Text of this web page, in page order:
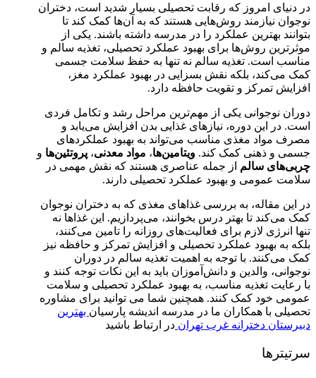
در دنیای امروز که رقابت تحصیلی بسیار شدید است، دختران
نوجوان نیازمند روش‌هایی هستند که به آن‌ها کمک کند تا
بتوانند بهترین عملکرد را در مدرسه داشته باشند. یکی از
موثرترین روش‌ها برای بهبود عملکرد تحصیلی، تغذیه سالم و
مناسب است. تغذیه سالم نه تنها به حفظ سلامت جسمی
کمک می‌کند، بلکه نقش بسزایی در بهبود عملکرد مغز،
افزایش تمرکز و تقویت حافظه دارد.
دوران نوجوانی یکی از مهم‌ترین مراحل رشد و تکامل فردی
است. در این دوره، نیازهای غذایی بدن افزایش می‌یابد و
مصرف مواد مغذی مناسب می‌تواند به بهبود عملکردهای
جسمی و ذهنی کمک کند. ویتامین‌ها، مواد معدنی، پروتئین‌ها و
چربی‌های سالم از جمله عناصری هستند که نقش مهمی در
سلامت عمومی و بهبود عملکرد تحصیلی دارند.
در این مقاله، به بررسی غذاهای مغذی که به دختران نوجوان
کمک می‌کند تا بهتر درس بخوانند، می‌پردازیم. این غذاها نه
تنها انرژی لازم برای فعالیت‌های روزانه را تامین می‌کنند،
بلکه به بهبود عملکرد تحصیلی و افزایش تمرکز و حافظه نیز
کمک می‌کنند. با توجه به اهمیت تغذیه سالم در دوران
نوجوانی، والدین و دانش‌آموزان باید به این نکات توجه کنند و
با رعایت تغذیه مناسب، به بهبود عملکرد تحصیلی و سلامت
عمومی خود کمک کنند. همچنین شما می توانید برای مشاوره
تحصیلی با همکاران ما در مدرسه اندیشه پارسیان بهترین
دبیرستان دخترانه غرب تهران در ارتباط باشید
سرتیترها